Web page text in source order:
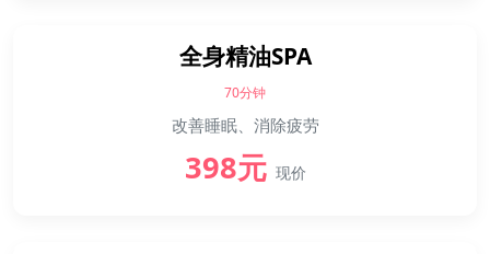
全身精油SPA
70分钟
改善睡眠、消除疲劳
398元 现价